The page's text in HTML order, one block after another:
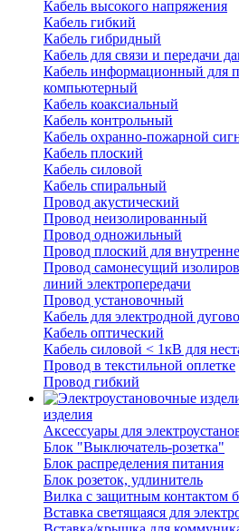
Кабель высокого напряжения
Кабель гибкий
Кабель гибридный
Кабель для связи и передачи
Кабель информационный для
компьютерный
Кабель коаксиальный
Кабель контрольный
Кабель охранно-пожарной
Кабель плоский
Кабель силовой
Кабель спиральный
Провод акустический
Провод неизолированный
Провод одножильный
Провод плоский для
Провод самонесущий
линий электропередачи
Провод установочный
Кабель для электродной
Кабель оптический
Кабель силовой < 1кВ для
Провод в текстильной оплетке
Провод гибкий
изделия
Аксессуары для
Блок "Выключатель-розетка"
Блок распределения питания
Блок розеток, удлинитель
Вилка с защитным контактом
Вставка светящаяся для